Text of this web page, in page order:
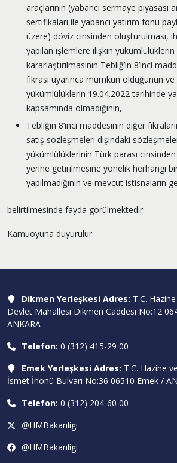
araçlarının (yabancı sermaye piyasası
sertifikaları ile yabancı yatırım fonu
üzere) döviz cinsinden oluşturulması,
yapılan işlemlere ilişkin
kararlaştırılmasının Tebliğ’in 8’inci
fıkrası uyarınca mümkün olduğunun
yükümlülüklerin 19.04.2022 tarihinde
kapsamında olmadığının,
Tebliğin 8’inci maddesinin diğer
satış sözleşmeleri dışındaki
yükümlülüklerinin Türk parası
yerine getirilmesine yönelik herhangi
yapılmadığının ve mevcut istisnaların
belirtilmesinde fayda görülmektedir.
Kamuoyuna duyurulur.
Dikmen Yerleşkesi Adres: T.C.
Devlet Mahallesi Dikmen Caddesi No:12
ANKARA
Telefon: 0 (312) 415-29 00
Emek Yerleşkesi Adres: T.C. Hazine
İsmet İnönü Bulvarı No:36 06510 Emek /
Telefon: 0 (312) 204-60 00
@HMBakanligi
@HMBakanligi